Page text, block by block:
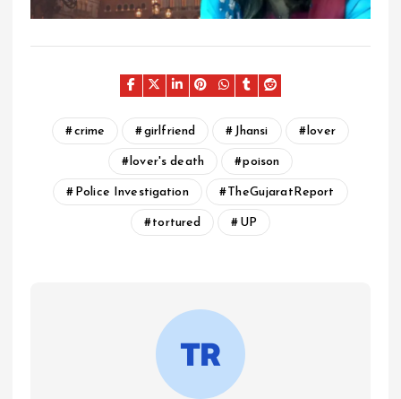
crime girlfriend Jhansi lover
lover's death poison
Police Investigation TheGujaratReport
tortured UP